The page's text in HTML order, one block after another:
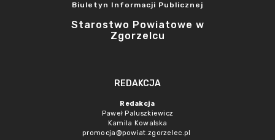
Biuletyn Informacji Publicznej
Starostwo Powiatowe w
Zgorzelcu
REDAKCJA
Redakcja
Paweł Paluszkiewicz
Kamila Kowalska
promocja@powiat.zgorzelec.pl